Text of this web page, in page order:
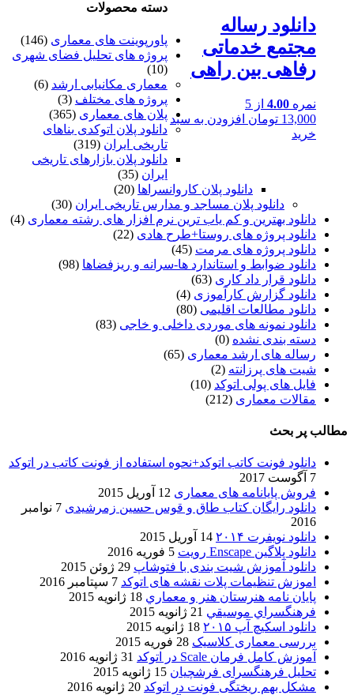
دانلود رساله
مجتمع خدماتی
رفاهی بین راهی
نمره 4.00 از 5
13,000 تومان افزودن به سبد
خرید
دسته محصولات
پاورپوینت های معماری (146)
پروژه های تحلیل فضای شهری
(10)
معماری مکانیابی ارشد (6)
پروژه های مختلف (3)
پلان های معماری (365)
دانلود پلان اتوکدی بناهای
تاریخی ایران (319)
دانلود پلان بازارهای تاریخی
ایران (35)
دانلود پلان کاروانسراها (20)
دانلود پلان مساجد و مدارس تاریخی ایران (30)
دانلود بهترین و کم یاب ترین نرم افزار های رشته معماری (4)
دانلود پروژه های روستا+طرح هادی (22)
دانلود پروژه های مرمت (45)
دانلود ضوابط و استاندارد ها-سرانه و ریزفضاها (98)
دانلود قرار داد کاری (63)
دانلود گزارش کارآموزی (4)
دانلود مطالعات اقلیمی (80)
دانلود نمونه های موردی داخلی و خاجی (83)
دسته بندی نشده (0)
رساله های ارشد معماری (65)
شیت های پرزانته (2)
فایل های پولی اتوکد (10)
مقالات معماری (212)
مطالب پر بحث
دانلود فونت کاتب اتوکد+نحوه استفاده از فونت کاتب در اتوکد
7 آگوست 2017
فروش پایانامه های معماری 12 آوریل 2015
دانلود رایگان کتاب طاق و قوس حسین زمرشیدی
7 نوامبر
2016
دانلود نویفرت ۲۰۱۴
14 آوریل 2015
دانلود پلاگین Enscape رویت
5 فوریه 2016
دانلود آموزش شیت بندی با فتوشاپ 29 ژوئن 2015
اموزش تنظیمات پلات نقشه های اتوکد 7 سپتامبر 2016
پایان نامه هنرستان هنر و معماري 18 ژانویه 2015
فرهنگسراي موسيقي 21 ژانویه 2015
دانلود اسکیچ آپ ۲۰۱۵
18 ژانویه 2015
بررسی معماری کلاسیک 28 فوریه 2015
آموزش کامل فرمان Scale در اتوکد
31 ژانویه 2016
تحلیل فرهنگسرای فرشچیان 15 ژانویه 2015
مشکل بهم ریختگی فونت در اتوکد 20 ژانویه 2016